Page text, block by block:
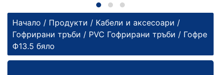
Начало / Продукти / Кабели и аксесоари /
Гофрирани тръби / PVC Гофрирани тръби / Гофре
Ф13.5 бяло